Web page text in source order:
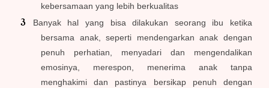
kebersamaan yang lebih berkualitas
Banyak hal yang bisa dilakukan seorang ibu ketika
bersama anak, seperti mendengarkan anak dengan
penuh perhatian, menyadari dan mengendalikan
emosinya, merespon, menerima anak tanpa
menghakimi dan pastinya bersikap penuh dengan